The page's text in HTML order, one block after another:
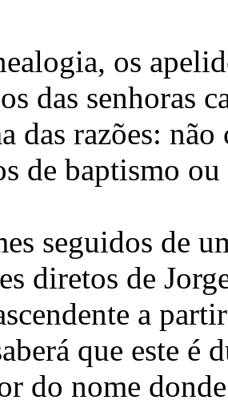
os
das senhoras
das razões:
de baptismo
seguidos de
diretos de
a
que este é
do nome